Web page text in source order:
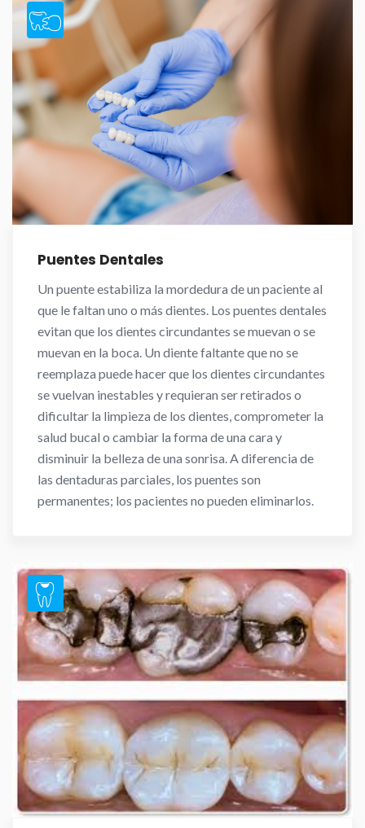
Puentes Dentales
Un puente estabiliza la mordedura de un paciente al
que le faltan uno o más dientes. Los puentes dentales
evitan que los dientes circundantes se muevan o se
muevan en la boca. Un diente faltante que no se
reemplaza puede hacer que los dientes circundantes
se vuelvan inestables y requieran ser retirados o
dificultar la limpieza de los dientes, comprometer la
salud bucal o cambiar la forma de una cara y
disminuir la belleza de una sonrisa. A diferencia de
las dentaduras parciales, los puentes son
permanentes; los pacientes no pueden eliminarlos.